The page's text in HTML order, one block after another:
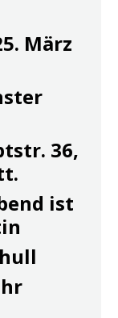
März
36,
ist